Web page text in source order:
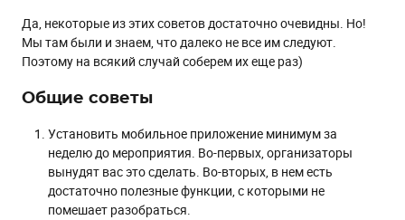
Да, некоторые из этих советов достаточно очевидны. Но!
Мы там были и знаем, что далеко не все им следуют.
Поэтому на всякий случай соберем их еще раз)
Общие советы
Установить мобильное приложение минимум за
неделю до мероприятия. Во-первых, организаторы
вынудят вас это сделать. Во-вторых, в нем есть
достаточно полезные функции, с которыми не
помешает разобраться.